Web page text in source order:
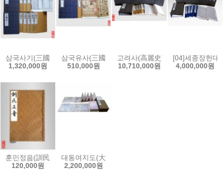
삼국사기(三國史記)-中宗壬申本/正德本(1512)
1,320,000원
삼국유사(三國遺事)-順菴手澤本 영인교정본
510,000원
고려사(高麗史) : LBM 2017 전시
10,710,000원
[04]세종장헌대
4,000,000원
훈민정음(訓民正音)-해례/언해/세종실록본 합본
120,000원
대동여지도(大東輿地圖)-[1.절첩장(折帖裝)]
2,200,000원